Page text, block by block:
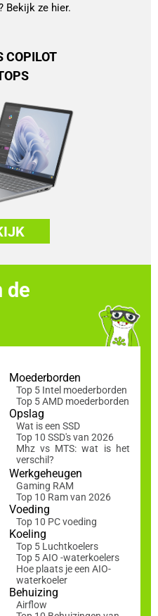
Bekijk ze hier.
COPILOT
de
Moederborden
Top 5 Intel moederborden
Top 5 AMD moederborden
Opslag
Wat is een SSD
Top 10 SSD's van 2026
Mhz vs MTS: wat is het
verschil?
Werkgeheugen
Gaming RAM
Top 10 Ram van 2026
Voeding
Top 10 PC voeding
Koeling
Top 5 Luchtkoelers
Top 5 AIO -waterkoelers
Hoe plaats je een AIO-
waterkoeler
Behuizing
Airflow